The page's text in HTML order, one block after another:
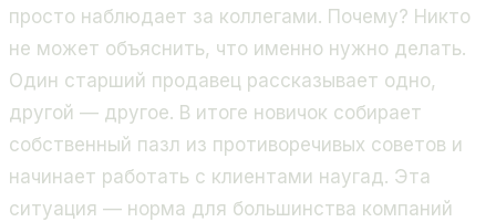
просто наблюдает за коллегами. Почему? Никто
не может объяснить, что именно нужно делать.
Один старший продавец рассказывает одно,
другой — другое. В итоге новичок собирает
собственный пазл из противоречивых советов и
начинает работать с клиентами наугад. Эта
ситуация — норма для большинства компаний